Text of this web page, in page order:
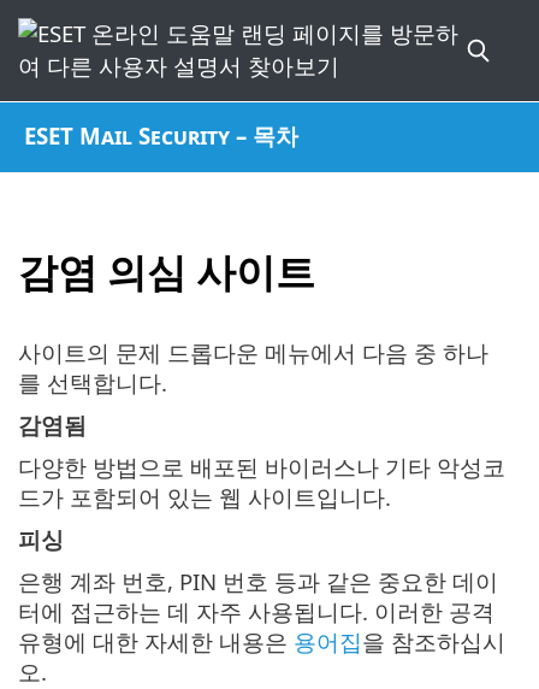
ESET Mail Security – 목차
감염 의심 사이트
사이트의 문제 드롭다운 메뉴에서 다음 중 하나
를 선택합니다.
감염됨
다양한 방법으로 배포된 바이러스나 기타 악성코
드가 포함되어 있는 웹 사이트입니다.
피싱
은행 계좌 번호, PIN 번호 등과 같은 중요한 데이
터에 접근하는 데 자주 사용됩니다. 이러한 공격
유형에 대한 자세한 내용은 용어집을 참조하십시
오.